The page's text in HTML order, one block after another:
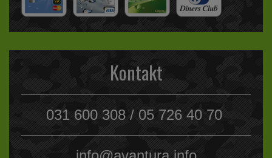
Kontakt
031 600 308 / 05 726 40 70